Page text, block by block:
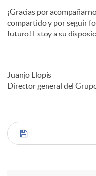
¡Gracias por
compartido y por seguir
futuro! Estoy a su
Juanjo Llopis
Director general del
C